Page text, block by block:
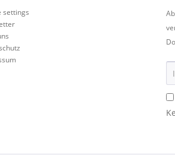
settings